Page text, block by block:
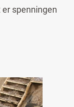
spenningen